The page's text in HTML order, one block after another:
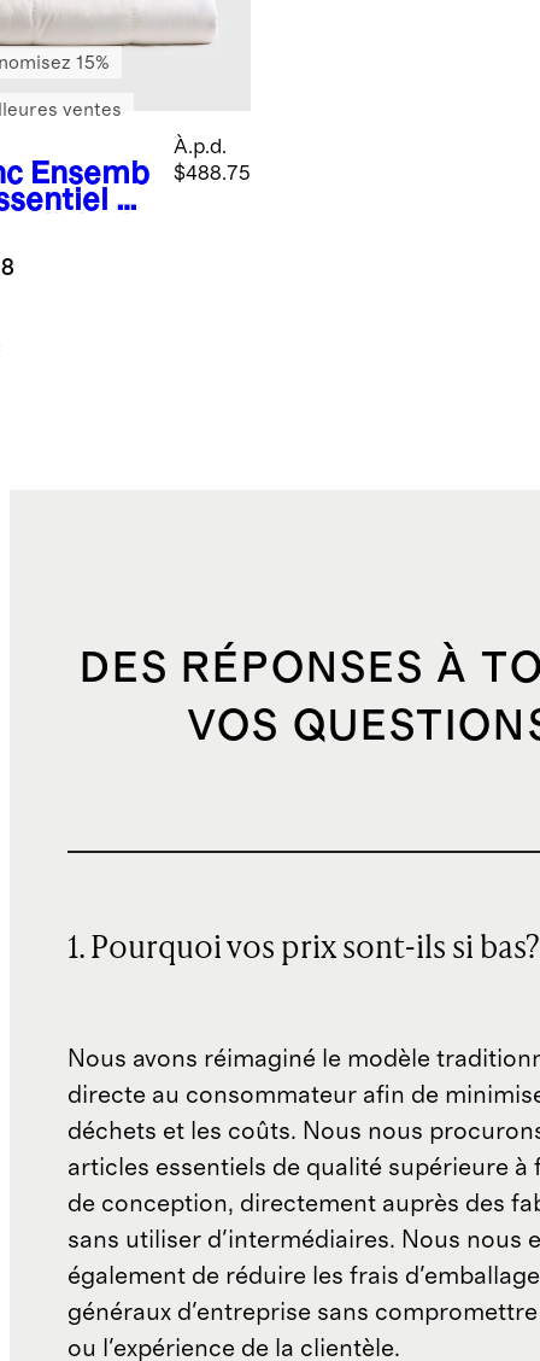
Ensemb
en
À.p.d.
$488.75
15%
ventes
DES RÉPONSES À
VOS
1. Pourquoi vos prix sont-ils si bas?
Nous avons réimaginé le modèle
directe au consommateur afin de
déchets et les coûts. Nous nous
articles essentiels de qualité supérieure à
de conception, directement auprès des
sans utiliser d'intermédiaires. Nous nous
également de réduire les frais
généraux d'entreprise sans
ou l'expérience de la clientèle.